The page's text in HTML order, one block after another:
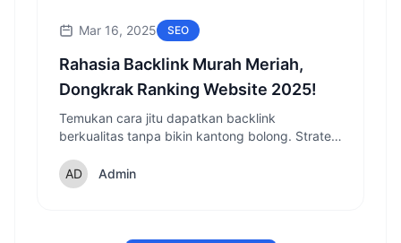
Mar 16, 2025 SEO
Rahasia Backlink Murah Meriah,
Dongkrak Ranking Website 2025!
Temukan cara jitu dapatkan backlink
berkualitas tanpa bikin kantong bolong. Strategi
di tahun 2025!
Admin